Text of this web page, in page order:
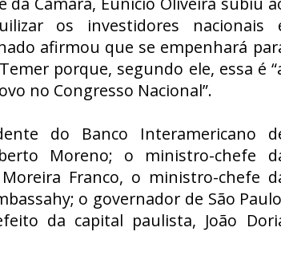
os investidores nacionais
afirmou que se empenhará
porque, segundo ele, essa é
no Congresso Nacional”.
do Banco Interamericano
Moreno; o ministro-chefe
Franco, o ministro-chefe
o governador de São
da capital paulista, João